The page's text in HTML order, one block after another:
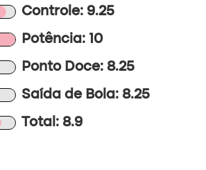
Controle: 9.25
Potência: 10
Ponto Doce: 8.25
Saída de Bola: 8.25
Total: 8.9